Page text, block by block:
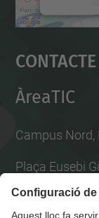
Contacte
ÀreaTIC
Campus Nord,
Plaça Eusebi
Per consultes